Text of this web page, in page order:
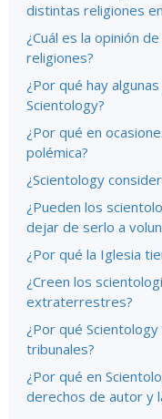
distintas religiones
¿Cuál es la opinión
religiones?
¿Por qué hay
Scientology?
¿Por qué en
polémica?
¿Scientology
¿Pueden los
dejar de serlo a
¿Por qué la Iglesia
¿Creen los
extraterrestres?
¿Por qué
tribunales?
¿Por qué en
derechos de autor y